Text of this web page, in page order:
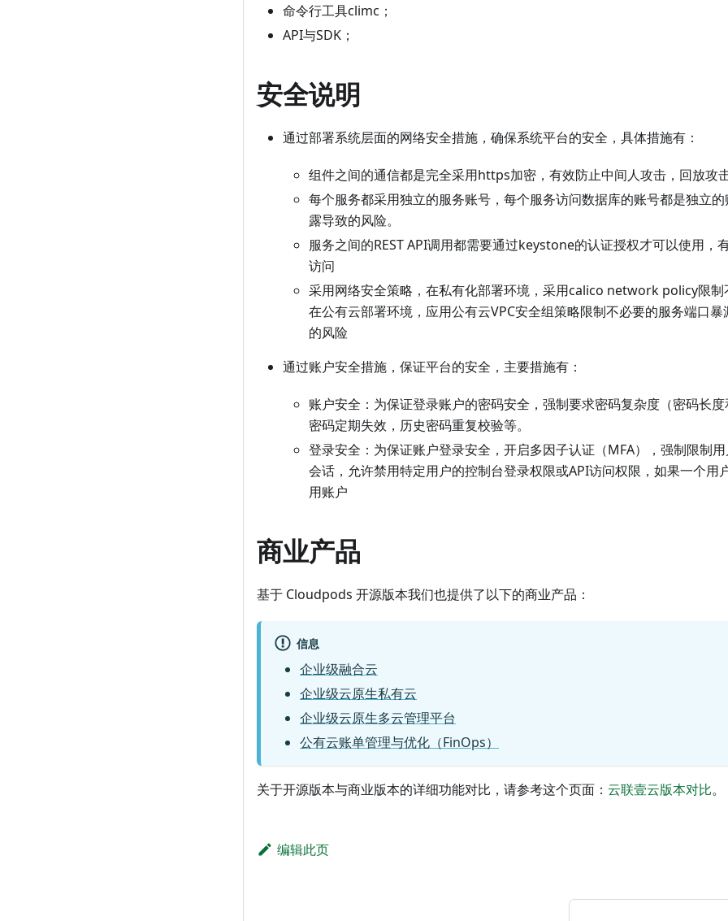
命令行工具climc；
API与SDK；
安全说明
通过部署系统层面的网络安全措施，确保系统平台的安全，具体措施有：
组件之间的通信都是完全采用https加密，有效防止中间人攻击，回放攻
每个服务都采用独立的服务账号，每个服务访问数据库的账号都是独立
露导致的风险。
服务之间的REST API调用都需要通过keystone的认证授权才可以使用，
访问
采用网络安全策略，在私有化部署环境，采用calico network policy限制
在公有云部署环境，应用公有云VPC安全组策略限制不必要的服务端口
的风险
通过账户安全措施，保证平台的安全，主要措施有：
账户安全：为保证登录账户的密码安全，强制要求密码复杂度（密码长
密码定期失效，历史密码重复校验等。
登录安全：为保证账户登录安全，开启多因子认证（MFA），强制限制
会话，允许禁用特定用户的控制台登录权限或API访问权限，如果一个用
用账户
商业产品
基于 Cloudpods 开源版本我们也提供了以下的商业产品：
信息
企业级融合云
企业级云原生私有云
企业级云原生多云管理平台
公有云账单管理与优化（FinOps）
关于开源版本与商业版本的详细功能对比，请参考这个页面： 云联壹云版本对比。
编辑此页